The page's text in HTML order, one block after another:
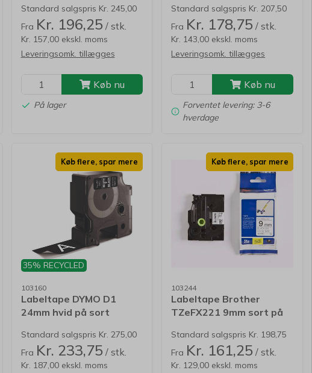
Standard salgspris Kr. 245,00
Fra Kr. 196,25 / stk.
Kr. 157,00 ekskl. moms
Leveringsomk. tillægges
Køb nu
På lager
Standard salgspris Kr. 207,50
Fra Kr. 178,75 / stk.
Kr. 143,00 ekskl. moms
Leveringsomk. tillægges
Køb nu
Forventet levering: 3-6
hverdage
35% RECYCLED
Køb flere, spar mere
103160
Labeltape DYMO D1
24mm hvid på sort
Standard salgspris Kr. 275,00
Fra Kr. 233,75 / stk.
Kr. 187,00 ekskl. moms
Køb flere, spar mere
103244
Labeltape Brother
TZeFX221 9mm sort på
Standard salgspris Kr. 198,75
Fra Kr. 161,25 / stk.
Kr. 129,00 ekskl. moms